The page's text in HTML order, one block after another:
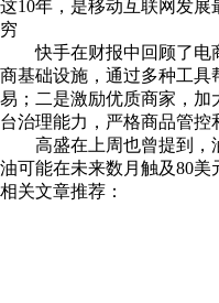
这10年，是移动互联网发展
穷
快手在财报中回顾了电商
商基础设施，通过多种
易；二是激励优质商家
台治理能力，严格商品管
高盛在上周也曾提到
油可能在未来数月触及80美
相关文章推荐：